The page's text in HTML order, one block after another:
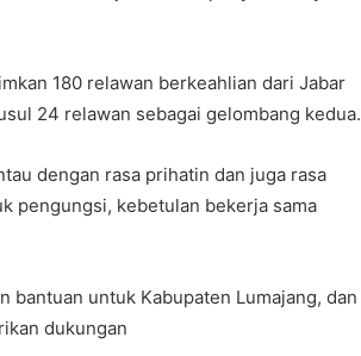
180 relawan berkeahlian dari Jabar
24 relawan sebagai gelombang kedua.
dengan rasa prihatin dan juga rasa
pengungsi, kebetulan bekerja sama
bantuan untuk Kabupaten Lumajang, dan
dukungan